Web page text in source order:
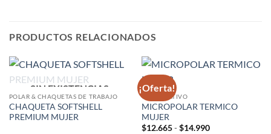
PRODUCTOS RELACIONADOS
SIN EXISTENCIAS
POLAR & CHAQUETAS DE TRABAJO
CHAQUETA SOFTSHELL
PREMIUM MUJER
¡Oferta!
CORPORATIVO
MICROPOLAR TERMICO
MUJER
$12.665 - $14.990Rango